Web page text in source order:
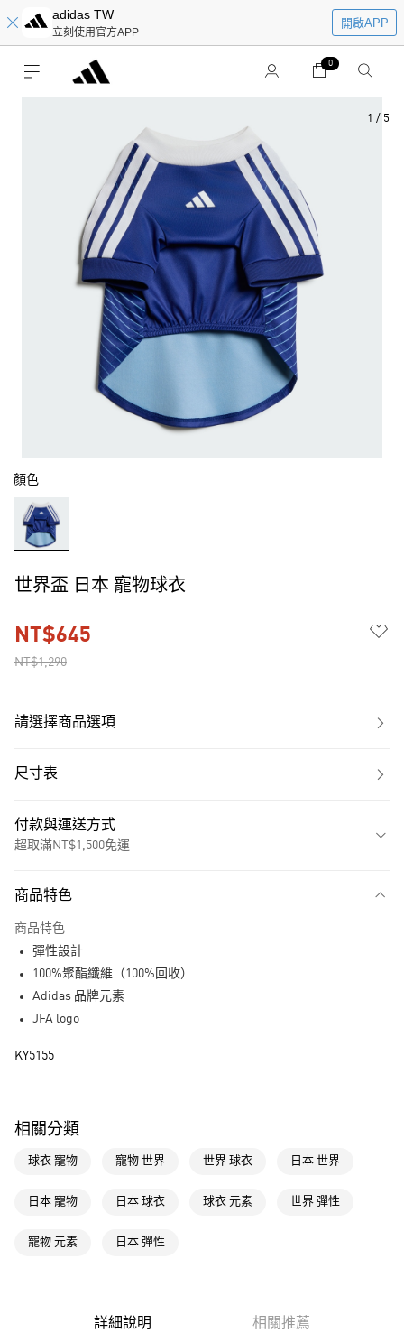
adidas TW
立刻使用官方APP
開啟APP
0
1 / 5
顏色
世界盃 日本 寵物球衣
NT$1,290
NT$645
請選擇商品選項
尺寸表
付款與運送方式
超取滿NT$1,500免運
LINE Pay
運送方式
付款後全家取貨
每筆NT$80，滿NT$1,500(含以上)免運費
萊爾富取貨付款
商品特色
商品特色
彈性設計
100%聚酯纖維（100%回收）
Adidas 品牌元素
JFA logo
KY5155
相關分類
球衣 寵物 寵物 世界 世界 球衣 日本 世界
日本 寵物 日本 球衣 球衣 元素 世界 彈性
寵物 元素 日本 彈性
詳細說明 相關推薦